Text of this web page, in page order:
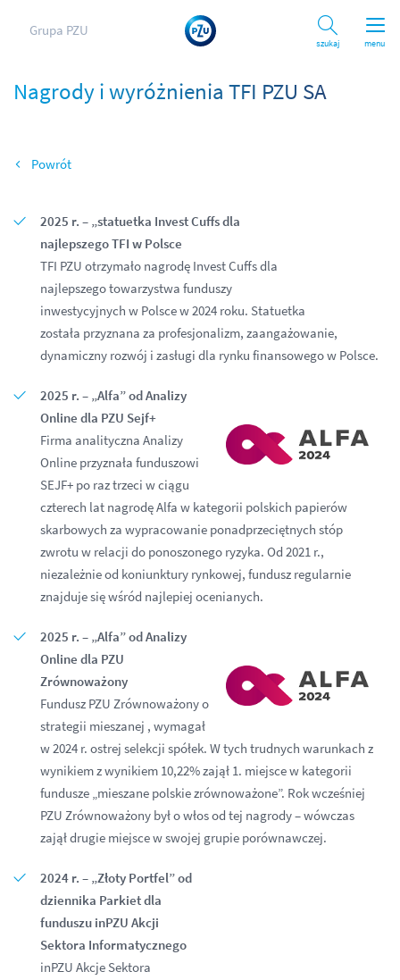
menu
Grupa PZU
Szukaj
Nagrody i wyróżnienia TFI PZU SA
Wróć
2025 r. – „statuetka Invest Cuffs dla
najlepszego TFI w Polsce
TFI PZU otrzymało nagrodę Invest Cuffs dla
najlepszego towarzystwa funduszy
inwestycyjnych w Polsce w 2024 roku. Statuetka
została przyznana za profesjonalizm, zaangażowanie,
dynamiczny rozwój i zasługi dla rynku finansowego w Polsce.
2025 r. – „Alfa” od Analizy
Online dla PZU Sejf+
Firma analityczna Analizy
Online przyznała funduszowi
SEJF+ po raz trzeci w ciągu
czterech lat nagrodę Alfa w kategorii polskich papierów
skarbowych za wypracowanie ponadprzeciętnych stóp
zwrotu w relacji do ponoszonego ryzyka. Od 2021 r.,
niezależnie od koniunktury rynkowej, fundusz regularnie
znajduje się wśród najlepiej ocenianych.
2025 r. – „Alfa” od Analizy
Online dla PZU
Zrównoważony
Fundusz PZU Zrównoważony o
strategii mieszanej , wymagał
w 2024 r. ostrej selekcji spółek. W tych trudnych warunkach z
wynikiem z wynikiem 10,22% zajął 1. miejsce w kategorii
fundusze „mieszane polskie zrównoważone”. Rok wcześniej
PZU Zrównoważony był o włos od tej nagrody – wówczas
zajął drugie miejsce w swojej grupie porównawczej.
2024 r. – „Złoty Portfel” od
dziennika Parkiet dla
funduszu inPZU Akcji
Sektora Informatycznego
inPZU Akcje Sektora